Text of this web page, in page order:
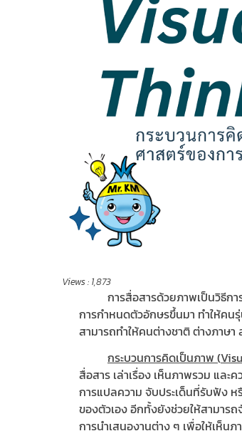
Views : 1,873
การสื่อสารด้วยภาพเป็นวิธีก
การกำหนดตัวอักษรขึ้นมา ทำให้คน
สามารถทำให้คนต่างชาติ ต่างภาษา
กระบวนการคิดเป็นภาพ (
สื่อสาร เล่าเรื่อง เห็นภาพรวม และ
การแปลความ จับประเด็นที่รับฟัง ห
ของตัวเอง อีกทั้งยังช่วยให้สามาร
การนำเสนองานต่าง ๆ เพื่อให้เห็น